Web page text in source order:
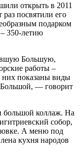
открыть в 2011
посвятили его
подарком
350-летию
Большую,
работы –
них показаны виды
Большой, — говорит
большой коллаж. На
собор,
А меню под
кухня народов